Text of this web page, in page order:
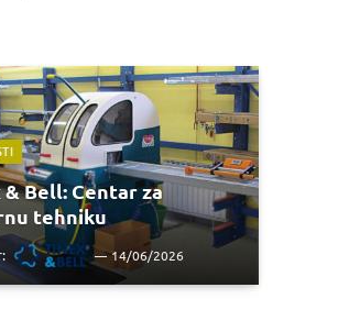
Bell: Centar za
tehniku
14/06/2026